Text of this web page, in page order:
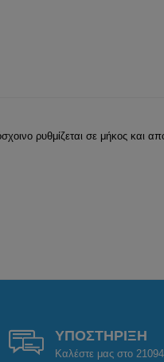
ρυθμίζεται σε μήκος και
ΥΠΟΣΤΗΡΙΞΗ
Καλέστε μας στο